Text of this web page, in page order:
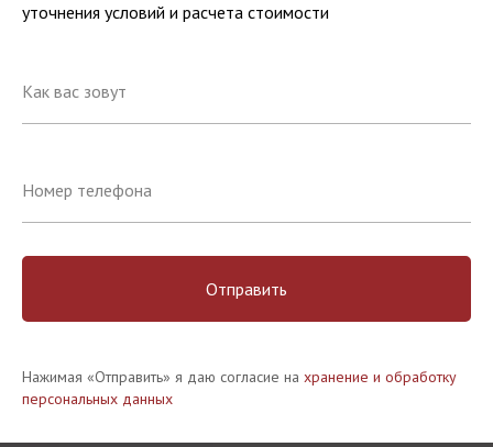
уточнения условий и расчета стоимости
Отправить
Нажимая «Отправить» я даю согласие на хранение и обработку
персональных данных